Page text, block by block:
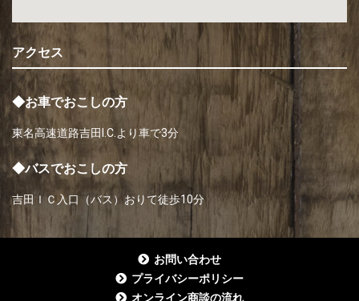
アクセス
◆お車でおこしの方
東名高速道路吉田I.C.より車で3分
◆バスでおこしの方
吉田ＩＣ入口（バス）おりて徒歩10分
お問い合わせ
プライバシーポリシー
オンライン商談の流れ